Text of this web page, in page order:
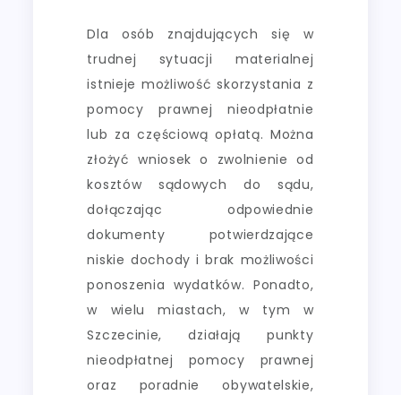
Dla osób znajdujących się w
trudnej sytuacji materialnej
istnieje możliwość skorzystania z
pomocy prawnej nieodpłatnie
lub za częściową opłatą. Można
złożyć wniosek o zwolnienie od
kosztów sądowych do sądu,
dołączając odpowiednie
dokumenty potwierdzające
niskie dochody i brak możliwości
ponoszenia wydatków. Ponadto,
w wielu miastach, w tym w
Szczecinie, działają punkty
nieodpłatnej pomocy prawnej
oraz poradnie obywatelskie,